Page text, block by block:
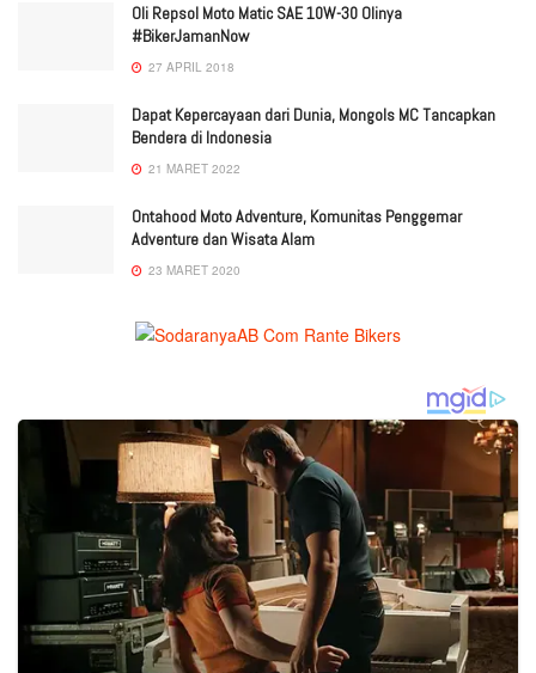
Oli Repsol Moto Matic SAE 10W-30 Olinya
#BikerJamanNow
27 APRIL 2018
Dapat Kepercayaan dari Dunia, Mongols MC Tancapkan
Bendera di Indonesia
21 MARET 2022
Ontahood Moto Adventure, Komunitas Penggemar
Adventure dan Wisata Alam
23 MARET 2020